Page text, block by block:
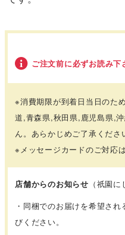
ご注文前に必ずお読み下
※消費期限が到着日当日のた
道,青森県,秋田県,鹿児島県,
ん。あらかじめご了承くださ
※メッセージカードのご対応
店舗からのお知らせ （祇園に
・同梱でのお届けを希望さ
びください。